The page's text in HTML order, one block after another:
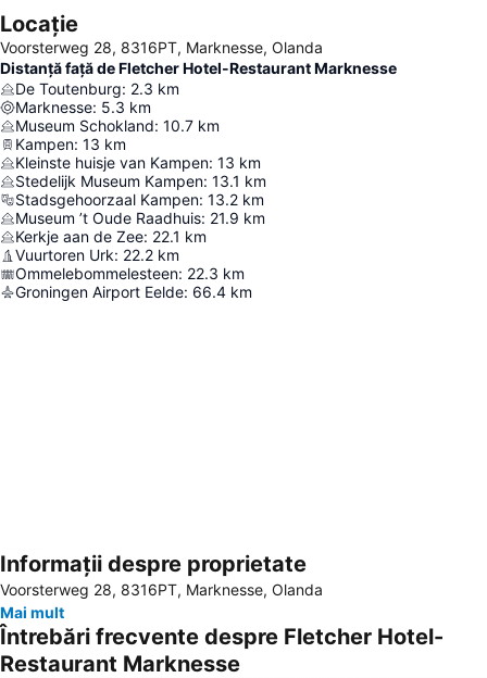
Locație
Voorsterweg 28, 8316PT, Marknesse, Olanda
Distanță față de Fletcher Hotel-Restaurant Marknesse
De Toutenburg: 2.3 km
Marknesse: 5.3 km
Museum Schokland: 10.7 km
Kampen: 13 km
Kleinste huisje van Kampen: 13 km
Stedelijk Museum Kampen: 13.1 km
Stadsgehoorzaal Kampen: 13.2 km
Museum ’t Oude Raadhuis: 21.9 km
Kerkje aan de Zee: 22.1 km
Vuurtoren Urk: 22.2 km
Ommelebommelesteen: 22.3 km
Groningen Airport Eelde: 66.4 km
Hartă extinsă
Informații despre proprietate
Voorsterweg 28, 8316PT, Marknesse, Olanda
Mai mult
Întrebări frecvente despre Fletcher Hotel-
Restaurant Marknesse